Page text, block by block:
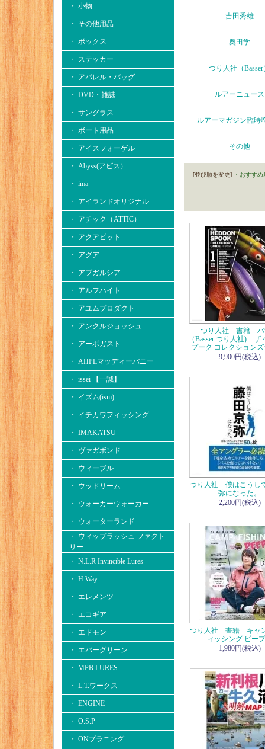
・ 小物
・ その他用品
・ ボックス
・ ステッカー
・ アパレル・バッグ
・ DVD・雑誌
・ サングラス
・ ボート用品
・ アイスフォーゲル
・ Abyss(アビス）
・ ima
・ アイランドオリジナル
・ アチック（ATTIC）
・ アクアビット
・ アグア
・ アブガルシア
・ アルフハイト
・ アユムプロダクト
・ アンクルジョッシュ
・ アーボガスト
・ AHPLマッディーバニー
・ issei 【一誠】
・ イズム(ism)
・ イチカワフィッシング
・ IMAKATSU
・ ヴァガボンド
・ ウィーブル
・ ウッドリーム
・ ウォーカーウォーカー
・ ウォーターランド
・ ウィップラッシュ ファクト
リー
・ N.L.R Invincible Lures
・ H.Way
・ エレメンツ
・ エコギア
・ エドモン
・ エバーグリーン
・ MPB LURES
・ L.T.ワークス
・ ENGINE
・ O.S.P
・ ONプラニング
吉田秀雄
奥田学
つり人社（Basser
ルアーニュース
ルアーマガジン臨時
その他
[並び順を変更] ・おすすめ
つり人社 書籍 バ
（Basser つり人社) ザ
プーク コレクション
9,900円(税込)
つり人社 僕はこうし
弥になった。
2,200円(税込)
つり人社 書籍 キャ
ィッシング ピー
1,980円(税込)